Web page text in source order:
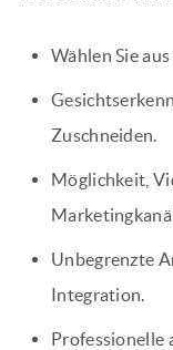
Wählen Sie
Zuschneiden.
Möglichkeit,
Unbegrenzte
Integration.
Professionelle